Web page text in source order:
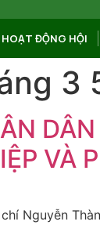
HOẠT ĐỘNG HỘI
3
VÀ
Nguyễn